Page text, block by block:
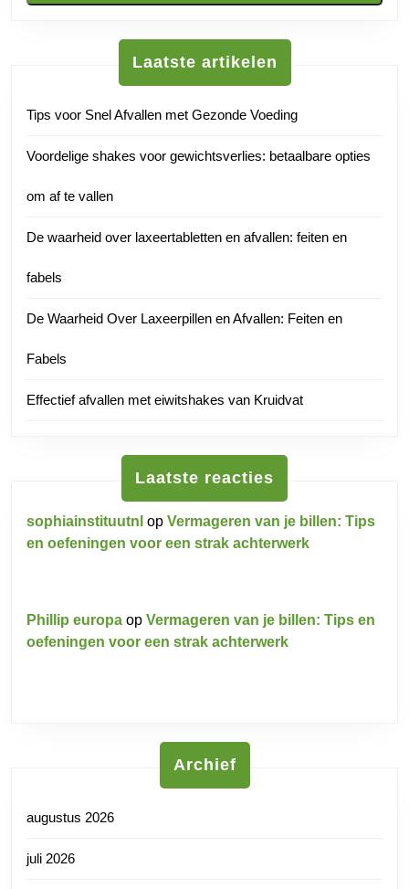
Laatste artikelen
Tips voor Snel Afvallen met Gezonde Voeding
Voordelige shakes voor gewichtsverlies: betaalbare opties
om af te vallen
De waarheid over laxeertabletten en afvallen: feiten en
fabels
De Waarheid Over Laxeerpillen en Afvallen: Feiten en
Fabels
Effectief afvallen met eiwitshakes van Kruidvat
Laatste reacties
sophiainstituutnl op Vermageren van je billen: Tips
en oefeningen voor een strak achterwerk
Phillip europa op Vermageren van je billen: Tips en
oefeningen voor een strak achterwerk
Archief
augustus 2026
juli 2026